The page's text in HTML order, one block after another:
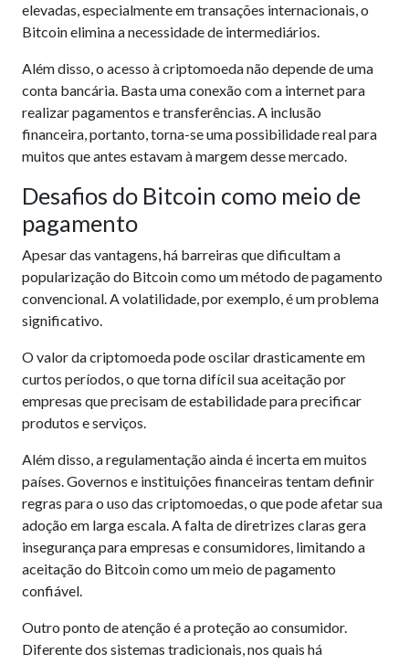
elevadas, especialmente em transações internacionais, o
Bitcoin elimina a necessidade de intermediários.
Além disso, o acesso à criptomoeda não depende de uma
conta bancária. Basta uma conexão com a internet para
realizar pagamentos e transferências. A inclusão
financeira, portanto, torna-se uma possibilidade real para
muitos que antes estavam à margem desse mercado.
Desafios do Bitcoin como meio de
pagamento
Apesar das vantagens, há barreiras que dificultam a
popularização do Bitcoin como um método de pagamento
convencional. A volatilidade, por exemplo, é um problema
significativo.
O valor da criptomoeda pode oscilar drasticamente em
curtos períodos, o que torna difícil sua aceitação por
empresas que precisam de estabilidade para precificar
produtos e serviços.
Além disso, a regulamentação ainda é incerta em muitos
países. Governos e instituições financeiras tentam definir
regras para o uso das criptomoedas, o que pode afetar sua
adoção em larga escala. A falta de diretrizes claras gera
insegurança para empresas e consumidores, limitando a
aceitação do Bitcoin como um meio de pagamento
confiável.
Outro ponto de atenção é a proteção ao consumidor.
Diferente dos sistemas tradicionais, nos quais há